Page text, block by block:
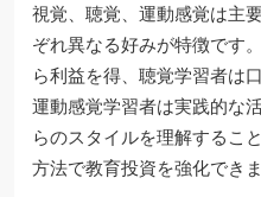
視覚、聴覚、運動感覚は主
ぞれ異なる好みが特徴です
ら利益を得、聴覚学習者は
運動感覚学習者は実践的な
らのスタイルを理解するこ
方法で教育投資を強化できま